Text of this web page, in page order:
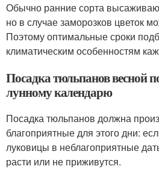
Обычно ранние сорта
но в случае заморозков цветок
Поэтому оптимальные сроки
климатическим особенностям
Посадка тюльпанов весной
лунному календарю
Посадка тюльпанов должна
благоприятные для этого дни:
луковицы в неблагоприятные
расти или не приживутся.